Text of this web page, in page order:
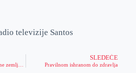
televizije Santos
SLEDEĆE
Pravilnom ishranom do zdravlja